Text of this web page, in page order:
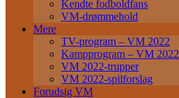
Kendte fodboldfans
VM-drømmehold
Mere
TV-program – VM 2022
Kampprogram – VM 2022
VM 2022-trupper
VM 2022-spilforslag
Forudsig VM